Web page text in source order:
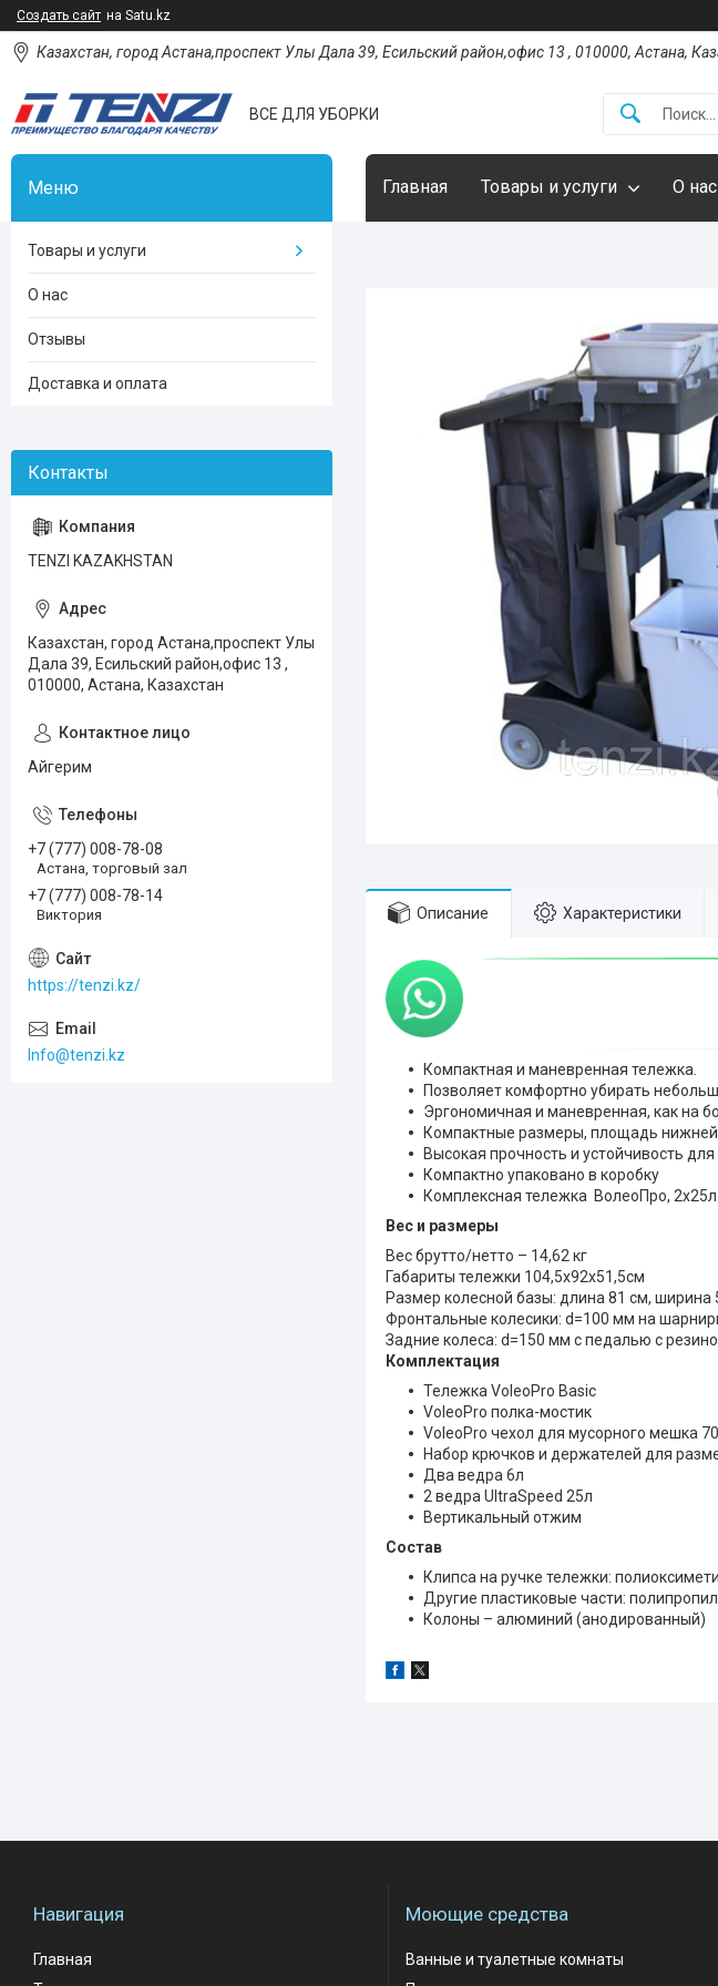
Создать сайт на Satu.kz
Казахстан, город Астана,проспект Улы Дала 39, Есильский район,офис 13 , 010000, Астана,
ВСЕ ДЛЯ УБОРКИ
Главная Товары и услуги О нас
Описание Характеристики
Компактная и маневренная тележка.
Позволяет комфортно убирать
Эргономичная и маневренная, как на
Компактные размеры, площадь нижней
Высокая прочность и устойчивость
Компактно упаковано в коробку
Комплексная тележка ВолеоПро,
Вес и размеры
Вес брутто/нетто – 14,62 кг
Габариты тележки 104,5х92х51,5см
Размер колесной базы: длина 81 см, ширина
Фронтальные колесики: d=100 мм на
Задние колеса: d=150 мм с педалью c
Комплектация
Тележка VoleoPro Basic
VoleoPro полка-мостик
VoleoPro чехол для мусорного мешка
Набор крючков и держателей для
Два ведра 6л
2 ведра UltraSpeed 25л
Вертикальный отжим
Состав
Клипса на ручке тележки:
Другие пластиковые части:
Колоны – алюминий (анодированный)
Товары и услуги
О нас
Отзывы
Доставка и оплата
TENZI KAZAKHSTAN
Казахстан, город Астана,проспект Улы
Дала 39, Есильский район,офис 13 ,
010000, Астана, Казахстан
Айгерим
+7 (777) 008-78-08
Астана, торговый зал
+7 (777) 008-78-14
Виктория
https://tenzi.kz/
Info@tenzi.kz
Навигация
Главная
Моющие средства
Ванные и туалетные комнаты